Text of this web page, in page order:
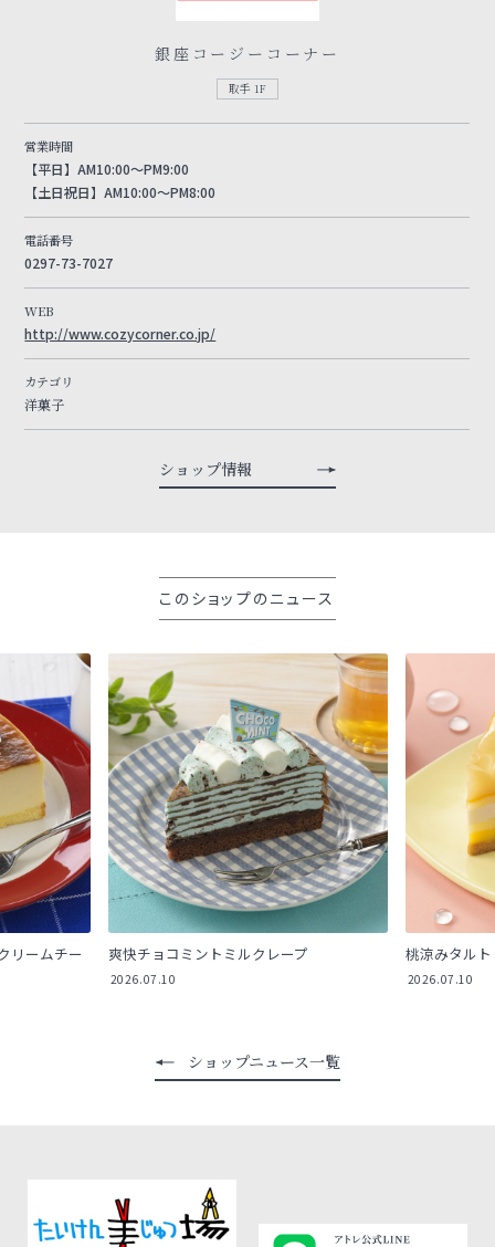
銀座コージーコーナー
取手 1F
営業時間
【平日】AM10:00〜PM9:00
【土日祝日】AM10:00～PM8:00
電話番号
0297-73-7027
WEB
http://www.cozycorner.co.jp/
カテゴリ
洋菓子
ショップ情報
このショップのニュース
リームチー 爽快チョコミントミルクレープ
2026.07.10
桃涼みタル
2026.07.10
ショップニュース一覧